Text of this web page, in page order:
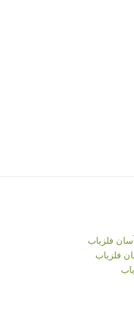
فلزیاب
فلزیاب